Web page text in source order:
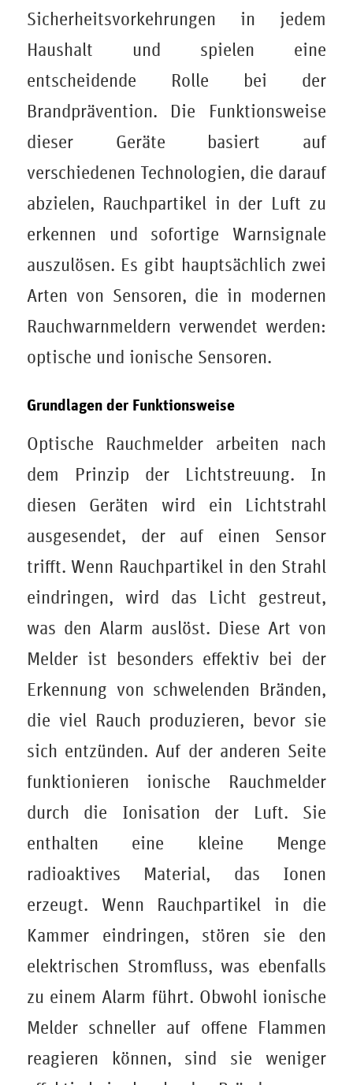
Sicherheitsvorkehrungen in jedem
Haushalt und spielen eine
entscheidende Rolle bei der
Brandprävention. Die Funktionsweise
dieser Geräte basiert auf
verschiedenen Technologien, die darauf
abzielen, Rauchpartikel in der Luft zu
erkennen und sofortige Warnsignale
auszulösen. Es gibt hauptsächlich zwei
Arten von Sensoren, die in modernen
Rauchwarnmeldern verwendet werden:
optische und ionische Sensoren.
Grundlagen der Funktionsweise
Optische Rauchmelder arbeiten nach
dem Prinzip der Lichtstreuung. In
diesen Geräten wird ein Lichtstrahl
ausgesendet, der auf einen Sensor
trifft. Wenn Rauchpartikel in den Strahl
eindringen, wird das Licht gestreut,
was den Alarm auslöst. Diese Art von
Melder ist besonders effektiv bei der
Erkennung von schwelenden Bränden,
die viel Rauch produzieren, bevor sie
sich entzünden. Auf der anderen Seite
funktionieren ionische Rauchmelder
durch die Ionisation der Luft. Sie
enthalten eine kleine Menge
radioaktives Material, das Ionen
erzeugt. Wenn Rauchpartikel in die
Kammer eindringen, stören sie den
elektrischen Stromfluss, was ebenfalls
zu einem Alarm führt. Obwohl ionische
Melder schneller auf offene Flammen
reagieren können, sind sie weniger